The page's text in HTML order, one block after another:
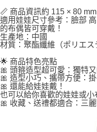
📏 商品資訊約 115 × 80 mm
適用娃娃尺寸參考：臉部
的布偶皆可穿戴！
生產地：中國
材質：聚酯纖維（ポリエス
🌟 商品特色亮點
🎀 頭箍造型超可愛：獨特
🎀 造型小巧、攜帶方便：
🎀 還能給娃娃戴！
也可以給你喜歡的娃娃或
🎀 收藏、送禮都適合：三